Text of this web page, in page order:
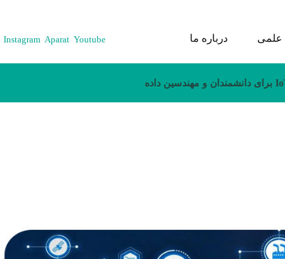
علمی درباره ما Instagram Aparat Youtube